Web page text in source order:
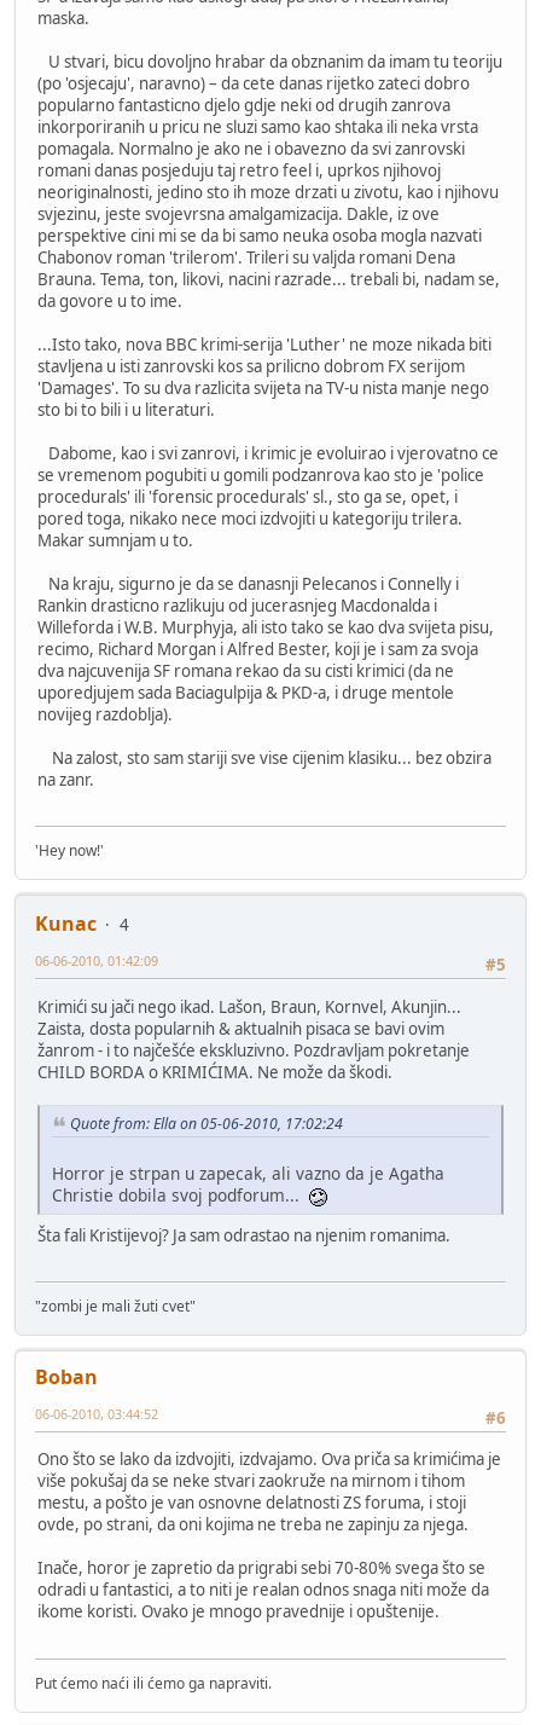
maska.
U stvari, bicu dovoljno hrabar da obznanim da imam tu teoriju
(po 'osjecaju', naravno) – da cete danas rijetko zateci dobro
popularno fantasticno djelo gdje neki od drugih zanrova
inkorporiranih u pricu ne sluzi samo kao shtaka ili neka vrsta
pomagala. Normalno je ako ne i obavezno da svi zanrovski
romani danas posjeduju taj retro feel i, uprkos njihovoj
neoriginalnosti, jedino sto ih moze drzati u zivotu, kao i njihovu
svjezinu, jeste svojevrsna amalgamizacija. Dakle, iz ove
perspektive cini mi se da bi samo neuka osoba mogla nazvati
Chabonov roman 'trilerom'. Trileri su valjda romani Dena
Brauna. Tema, ton, likovi, nacini razrade... trebali bi, nadam se,
da govore u to ime.
...Isto tako, nova BBC krimi-serija 'Luther' ne moze nikada biti
stavljena u isti zanrovski kos sa prilicno dobrom FX serijom
'Damages'. To su dva razlicita svijeta na TV-u nista manje nego
sto bi to bili i u literaturi.
Dabome, kao i svi zanrovi, i krimic je evoluirao i vjerovatno ce
se vremenom pogubiti u gomili podzanrova kao sto je 'police
procedurals' ili 'forensic procedurals' sl., sto ga se, opet, i
pored toga, nikako nece moci izdvojiti u kategoriju trilera.
Makar sumnjam u to.
Na kraju, sigurno je da se danasnji Pelecanos i Connelly i
Rankin drasticno razlikuju od jucerasnjeg Macdonalda i
Willeforda i W.B. Murphyja, ali isto tako se kao dva svijeta pisu,
recimo, Richard Morgan i Alfred Bester, koji je i sam za svoja
dva najcuvenija SF romana rekao da su cisti krimici (da ne
uporedjujem sada Baciagulpija & PKD-a, i druge mentole
novijeg razdoblja).
Na zalost, sto sam stariji sve vise cijenim klasiku... bez obzira
na zanr.
'Hey now!'
Kunac
4
#5
06-06-2010, 01:42:09
Krimići su jači nego ikad. Lašon, Braun, Kornvel, Akunjin...
Zaista, dosta popularnih & aktualnih pisaca se bavi ovim
žanrom - i to najčešće ekskluzivno. Pozdravljam pokretanje
CHILD BORDA o KRIMIĆIMA. Ne može da škodi.
Quote from: Ella on 05-06-2010, 17:02:24
Horror je strpan u zapecak, ali vazno da je Agatha
Christie dobila svoj podforum...
Šta fali Kristijevoj? Ja sam odrastao na njenim romanima.
"zombi je mali žuti cvet"
Boban
#6
06-06-2010, 03:44:52
Ono što se lako da izdvojiti, izdvajamo. Ova priča sa krimićima je
više pokušaj da se neke stvari zaokruže na mirnom i tihom
mestu, a pošto je van osnovne delatnosti ZS foruma, i stoji
ovde, po strani, da oni kojima ne treba ne zapinju za njega.
Inače, horor je zapretio da prigrabi sebi 70-80% svega što se
odradi u fantastici, a to niti je realan odnos snaga niti može da
ikome koristi. Ovako je mnogo pravednije i opuštenije.
Put ćemo naći ili ćemo ga napraviti.